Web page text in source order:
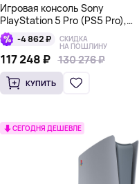
Игровая консоль Sony
PlayStation 5 Pro (PS5 Pro),
без дисковода, 2Тб, белая
CFI-7121
-4 862 ₽ СКИДКА
НА ПОШЛИНУ
130 276 ₽
117 248 ₽ 130 276 ₽
КУПИТЬ
СЕГОДНЯ ДЕШЕВЛЕ